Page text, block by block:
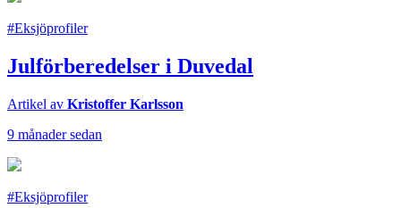
#Eksjöprofiler
Julförberedelser i Duvedal
Artikel av Kristoffer Karlsson
9 månader sedan
#Eksjöprofiler